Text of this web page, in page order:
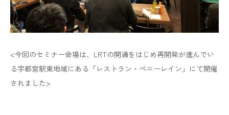
<今回のセミナー会場は、LRTの開通をはじめ再開発が進んでい
る宇都宮駅東地域にある「レストラン・ペニーレイン」にて開催
されました>